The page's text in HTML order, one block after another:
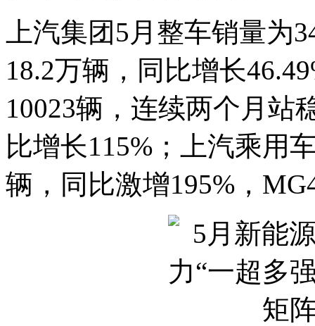
上汽集团5月整车销量为
18.2万辆，同比增长
10023辆，连续两个月站
比增长115%；上汽乘用
辆，同比激增195%，